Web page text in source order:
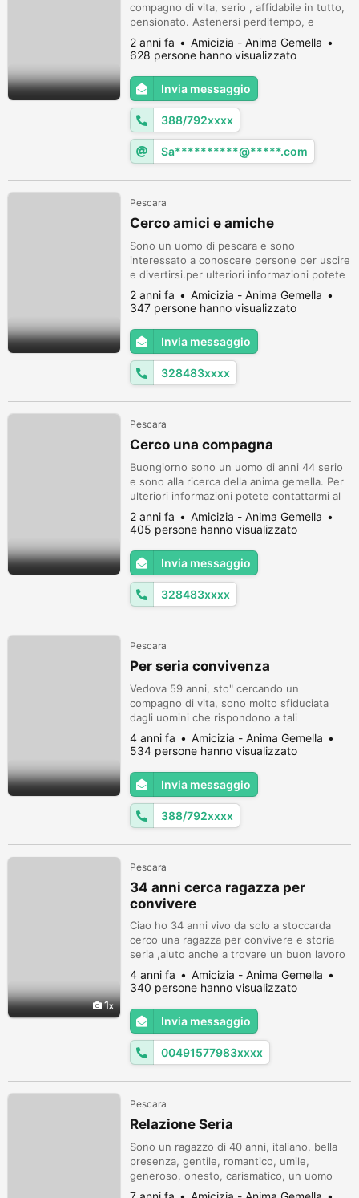
compagno di vita, serio , affidabile in tutto,
pensionato. Astenersi perditempo, e
secondi fini!!!..telefonate al numero
388/7927018 non mandate email NON
saranno letti.
2 anni fa
Amicizia - Anima Gemella
628 persone hanno visualizzato
Invia messaggio
388/792xxxx
Sa**********@*****.com
Pescara
Cerco amici e amiche
Sono un uomo di pescara e sono
interessato a conoscere persone per uscire
e divertirsi.per ulteriori informazioni potete
contattare il mio.numero 3284836954
2 anni fa
Amicizia - Anima Gemella
347 persone hanno visualizzato
Invia messaggio
328483xxxx
Pescara
Cerco una compagna
Buongiorno sono un uomo di anni 44 serio
e sono alla ricerca della anima gemella. Per
ulteriori informazioni potete contattarmi al
numero 3284836954
2 anni fa
Amicizia - Anima Gemella
405 persone hanno visualizzato
Invia messaggio
328483xxxx
Pescara
Per seria convivenza
Vedova 59 anni, sto" cercando un
compagno di vita, sono molto sfiduciata
dagli uomini che rispondono a tali
annunci!... ci provero' per l' ultima volta!...
telefonate al numero 388/7927018.grazie!.
4 anni fa
Amicizia - Anima Gemella
534 persone hanno visualizzato
Invia messaggio
388/792xxxx
1
Pescara
34 anni cerca ragazza per
convivere
Ciao ho 34 anni vivo da solo a stoccarda
cerco una ragazza per convivere e storia
seria ,aiuto anche a trovare un buon lavoro
sono bello simpatico 1,70 x 70 ,sincero e
rispettoso.Aggiungimi per favore a
whatsapp 004915779832277 cosi parliamo
ci conosciamo di piu e scambiamo foto ti
aspetto un bacio :-)
4 anni fa
Amicizia - Anima Gemella
340 persone hanno visualizzato
Invia messaggio
00491577983xxxx
Pescara
Relazione Seria
Sono un ragazzo di 40 anni, italiano, bella
presenza, gentile, romantico, umile,
generoso, onesto, carismatico, un uomo
che dedica molte attenzioni alla propria